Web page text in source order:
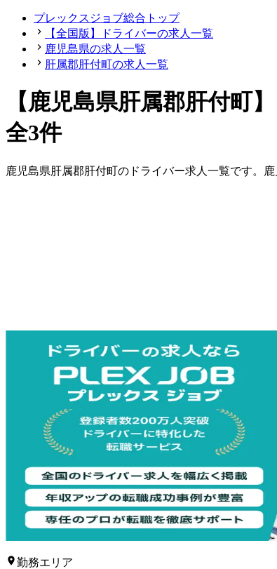
プレックスジョブ総合トップ
【全国版】ドライバーの求人一覧
鹿児島県の求人一覧
肝属郡肝付町の求人一覧
【鹿児島県肝属郡肝付町
全3件
鹿児島県肝属郡肝付町の ドライバー求人一覧です。
勤務エリア